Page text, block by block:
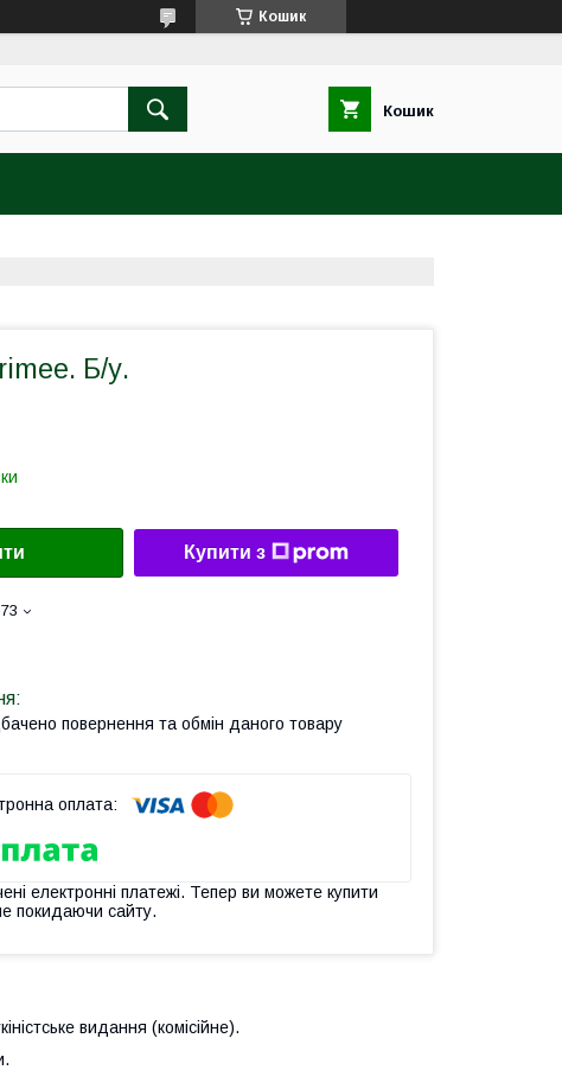
Кошик
Кошик
Б/у.
Купити з
повернення та обмін даного товару
електронні платежі. Тепер ви можете купити
покидаючи сайту.
видання (комісійне).